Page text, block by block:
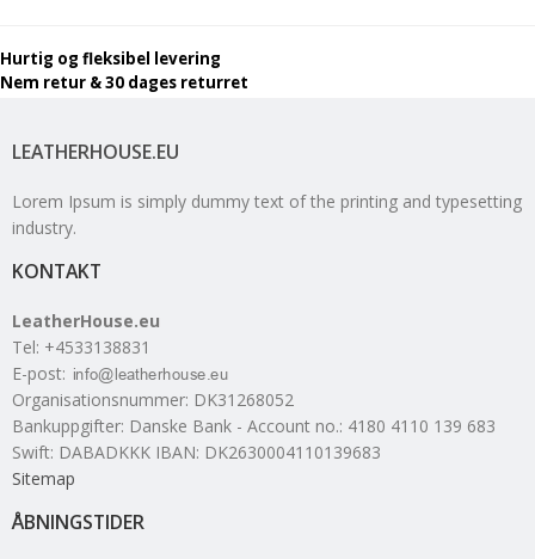
LEATHERHOUSE.EU
Lorem Ipsum is simply dummy text of the printing and typesetting
industry.
KONTAKT
LeatherHouse.eu
Tel: +4533138831
E-post:
Organisationsnummer: DK31268052
Bankuppgifter: Danske Bank - Account no.: 4180 4110 139 683
Swift: DABADKKK IBAN: DK2630004110139683
Sitemap
ÅBNINGSTIDER
Hurtig og fleksibel levering
Nem retur & 30 dages returret